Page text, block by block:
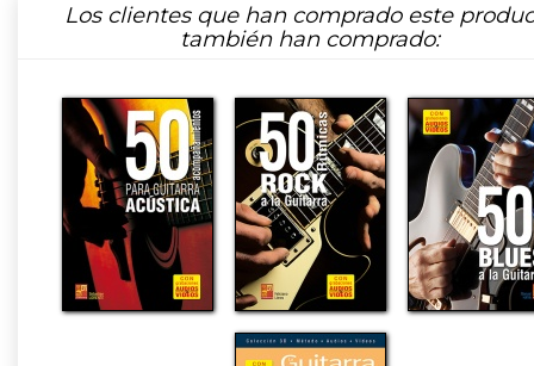
Los clientes que han comprado este
también han comprado: